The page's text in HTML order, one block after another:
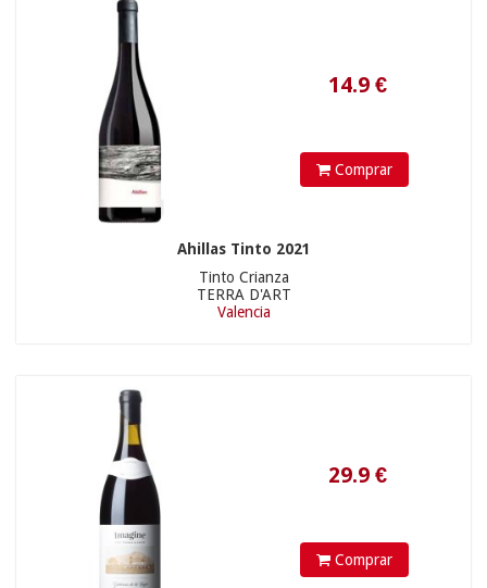
Comprar
Ahillas Tinto 2021
Tinto Crianza
TERRA D'ART
Valencia
29.9€
Comprar